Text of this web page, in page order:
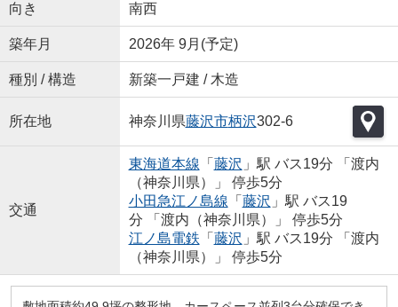
向き 南西
築年月 2026年 9月(予定)
種別 / 構造 新築一戸建 / 木造
所在地 神奈川県藤沢市柄沢302-6
交通
東海道本線 「 藤沢 」駅 バス19分 「渡内
（神奈川県）」 停歩5分
小田急江ノ島線 「 藤沢 」駅 バス19
分 「渡内（神奈川県）」 停歩5分
江ノ島電鉄 「 藤沢 」駅 バス19分 「渡内
（神奈川県）」 停歩5分